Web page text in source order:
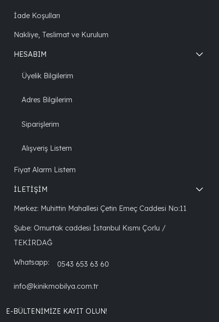
İade Koşulları
Nakliye, Teslimat ve Kurulum
HESABIM
Üyelik Bilgilerim
Adres Bilgilerim
Siparişlerim
Alışveriş Listem
Fiyat Alarm Listem
İLETİŞİM
Merkez: Muhittin Mahallesi Çetin Emeç Caddesi No:11
Şube: Omurtak caddesi İstanbul Kısmı Çorlu /
TEKİRDAĞ
Whatsapp: 0543 653 63 60
info@kinikmobilya.com.tr
E-BÜLTENIMIZE KAYIT OLUN!